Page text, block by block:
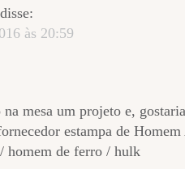
disse:
às 20:59
mesa um projeto e,
estampa de
homem de ferro / hulk